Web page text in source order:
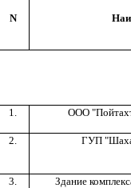
N
1. ООО
2. ГУП
3. Здание